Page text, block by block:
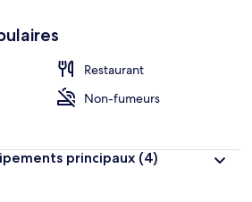
m
Restaurant
Non-fumeurs
principaux (4)